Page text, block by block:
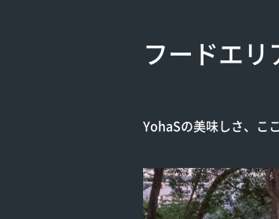
フードエリ
YohaSの美味しさ、こ